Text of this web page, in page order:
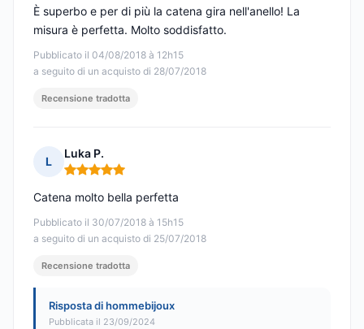
Pubblicato il 04/08/2018 à 12h15
a seguito di un acquisto di 28/07/2018
È superbo e per di più la catena gira nell'anello! La
misura è perfetta. Molto soddisfatto.
Recensione tradotta
L
Luka P.
Nota: 5 su 5
Pubblicato il 30/07/2018 à 15h15
a seguito di un acquisto di 25/07/2018
Catena molto bella perfetta
Recensione tradotta
Risposta di hommebijoux
Pubblicata il 23/09/2024